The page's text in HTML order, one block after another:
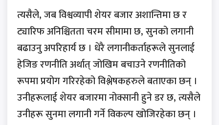
त्यसैले, जब विश्वव्यापी शेयर बजार अशान्तिमा छ र
ट्यारिफ अनिश्चितता चरम सीमामा छ, सुनको लगानी
बढाउनु अपरिहार्य छ । धेरै लगानीकर्ताहरूले सुनलाई
हेजिङ रणनीति अर्थात् जोखिम बचाउने रणनीतिको
रूपमा प्रयोग गरिरहेको विश्लेषकहरुले बताएका छन् ।
उनीहरूलाई शेयर बजारमा नोक्सानी हुने डर छ, त्यसैले
उनीहरू सुनमा लगानी गर्ने विकल्प खोजिरहेका छन् ।